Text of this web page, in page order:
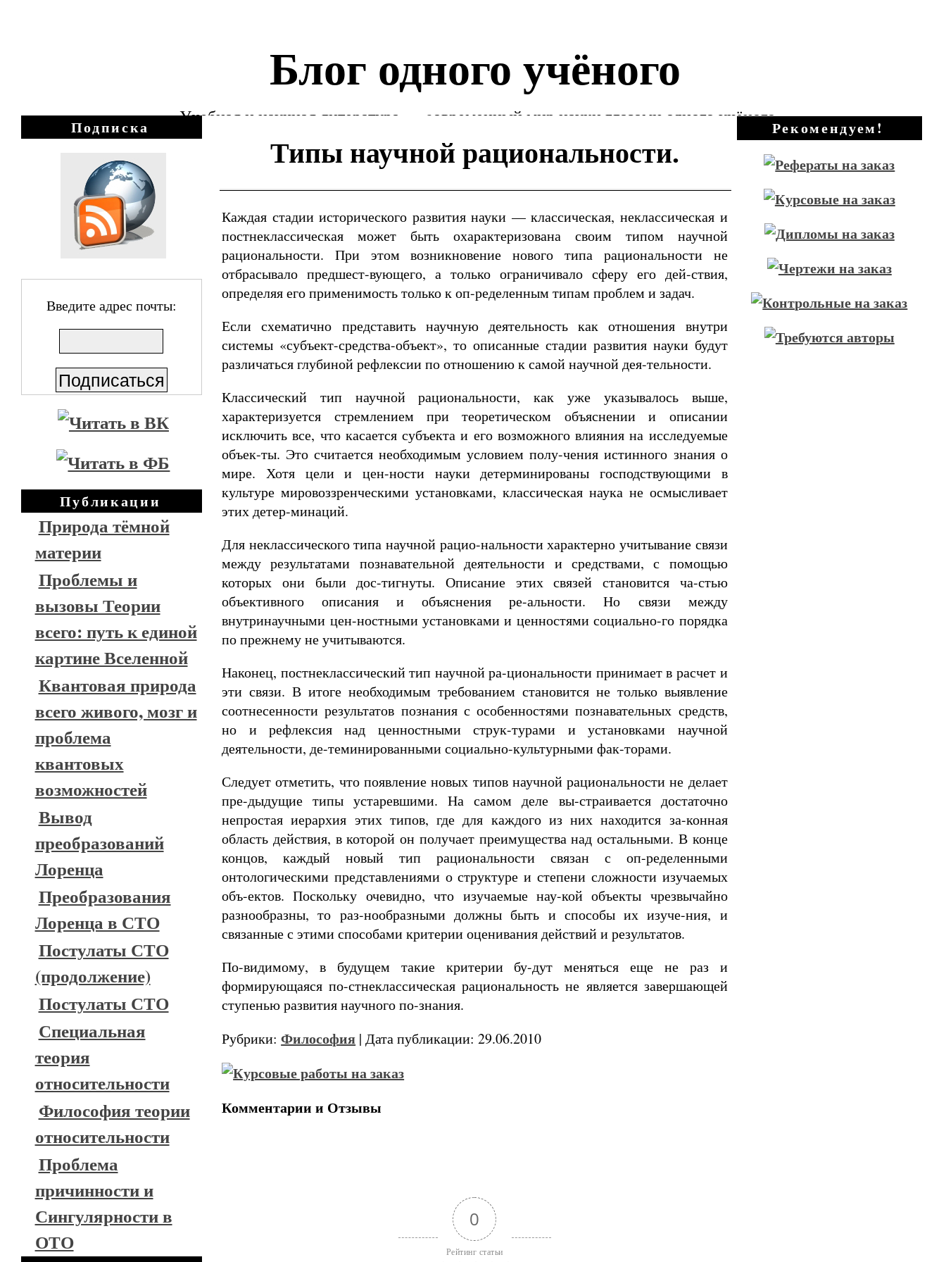
Блог одного учёного
Учебная и научная литература — cовременный мир науки глазами одного учёного
Подписка
Введите адрес почты:
Публикации
Природа тёмной
материи
Проблемы и
вызовы Теории
всего: путь к единой
картине Вселенной
Квантовая природа
всего живого, мозг и
проблема
квантовых
возможностей
Вывод
преобразований
Лоренца
Преобразования
Лоренца в СТО
Постулаты СТО
(продолжение)
Постулаты СТО
Специальная
теория
относительности
Философия теории
относительности
Проблема
причинности и
Сингулярности в
ОТО
Типы научной рациональности.
Каждая стадии исторического развития науки — классическая, неклассическая и
постнеклассическая может быть охарактеризована своим типом научной
рациональности. При этом возникновение нового типа рациональности не
отбрасывало предшест-вующего, а только ограничивало сферу его дей-ствия,
определяя его применимость только к оп-ределенным типам проблем и задач.
Если схематично представить научную деятельность как отношения внутри
системы «субъект-средства-объект», то описанные стадии развития науки будут
различаться глубиной рефлексии по отношению к самой научной дея-тельности.
Классический тип научной рациональности, как уже указывалось выше,
характеризуется стремлением при теоретическом объяснении и описании
исключить все, что касается субъекта и его возможного влияния на исследуемые
объек-ты. Это считается необходимым условием полу-чения истинного знания о
мире. Хотя цели и цен-ности науки детерминированы господствующими в
культуре мировоззренческими установками, классическая наука не осмысливает
этих детер-минаций.
Для неклассического типа научной рацио-нальности характерно учитывание связи
между результатами познавательной деятельности и средствами, с помощью
которых они были дос-тигнуты. Описание этих связей становится ча-стью
объективного описания и объяснения ре-альности. Но связи между
внутринаучными цен-ностными установками и ценностями социально-го порядка
по прежнему не учитываются.
Наконец, постнеклассический тип научной ра-циональности принимает в расчет и
эти связи. В итоге необходимым требованием становится не только выявление
соотнесенности результатов познания с особенностями познавательных средств,
но и рефлексия над ценностными струк-турами и установками научной
деятельности, де-теминированными социально-культурными фак-торами.
Следует отметить, что появление новых типов научной рациональности не делает
пре-дыдущие типы устаревшими. На самом деле вы-страивается достаточно
непростая иерархия этих типов, где для каждого из них находится за-конная
область действия, в которой он получает преимущества над остальными. В конце
концов, каждый новый тип рациональности связан с оп-ределенными
онтологическими представлениями о структуре и степени сложности изучаемых
объ-ектов. Поскольку очевидно, что изучаемые нау-кой объекты чрезвычайно
разнообразны, то раз-нообразными должны быть и способы их изуче-ния, и
связанные с этими способами критерии оценивания действий и результатов.
По-видимому, в будущем такие критерии бу-дут меняться еще не раз и
формирующаяся по-стнеклассическая рациональность не является завершающей
ступенью развития научного по-знания.
Рубрики:Философия | Дата публикации: 29.06.2010
Комментарии и Отзывы
0
Рейтинг статьи
Рекомендуем!